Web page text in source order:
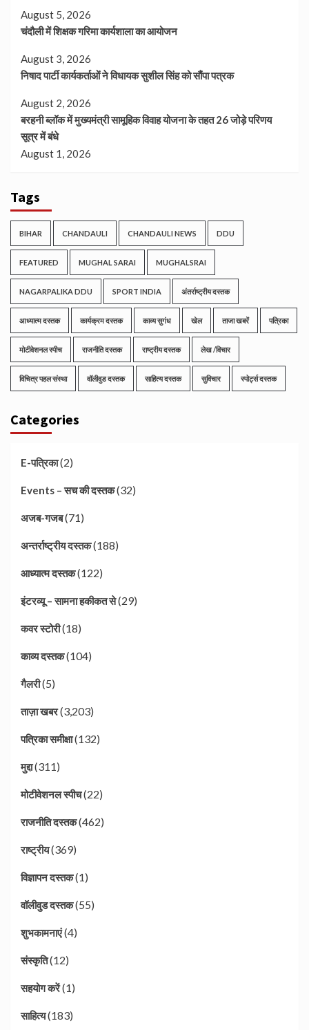
August 5, 2026
चंदौली में शिक्षक गरिमा कार्यशाला का आयोजन
August 3, 2026
निषाद पार्टी कार्यकर्ताओं ने विधायक सुशील सिंह को सौंपा पत्रक
August 2, 2026
बरहनी ब्लॉक में मुख्यमंत्री सामूहिक विवाह योजना के तहत 26 जोड़े परिणय
सूत्र में बंधे
August 1, 2026
Tags
BIHAR CHANDAULI CHANDAULI NEWS DDU
FEATURED MUGHAL SARAI MUGHALSRAI
NAGARPALIKA DDU SPORT INDIA अंतर्राष्ट्रीय दस्तक
आध्यात्म दस्तक कार्यक्रम दस्तक काव्य सुगंध खेल ताजा खबरें पत्रिका
मोटीवेशनल स्पीच राजनीति दस्तक राष्ट्रीय दस्तक लेख /विचार
विचित्र पहल संस्था वॉलीवुड दस्तक साहित्य दस्तक सुविचार स्पोर्ट्स दस्तक
Categories
E-पत्रिका(2)
Events – सच की दस्तक(32)
अजब-गजब(71)
अन्तर्राष्ट्रीय दस्तक(188)
आध्यात्म दस्तक(122)
इंटरव्यू – सामना हकीकत से(29)
कवर स्टोरी(18)
काव्य दस्तक(104)
गैलरी(5)
ताज़ा खबर(3,203)
पत्रिका समीक्षा(132)
मुद्दा(311)
मोटीवेशनल स्पीच(22)
राजनीति दस्तक(462)
राष्ट्रीय(369)
विज्ञापन दस्तक(1)
वॉलीवुड दस्तक(55)
शुभकामनाएं(4)
संस्कृति(12)
सहयोग करें(1)
साहित्य(183)